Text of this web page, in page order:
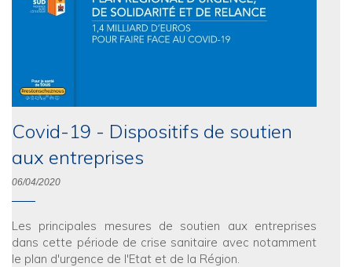
Covid-19 - Dispositifs de soutien
aux entreprises
06/04/2020
Les principales mesures de soutien aux entreprises
dans cette période de crise sanitaire avec notamment
le plan d'urgence de l'Etat et de la Région.